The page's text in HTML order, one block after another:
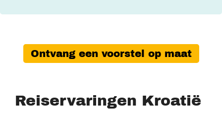
Ontvang een voorstel op maat
Reiservaringen Kroatië